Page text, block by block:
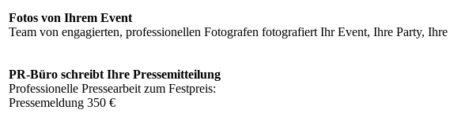
Fotos von Ihrem Event
Team von engagierten, professionellen Fotografen fotografiert Ihr Event, Ihre Party,
PR-Büro schreibt Ihre Pressemitteilung
Professionelle Pressearbeit zum Festpreis:
Pressemeldung 350 €